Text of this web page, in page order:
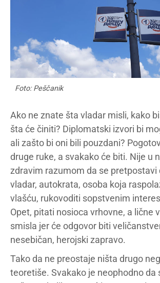
Foto: Peščanik
Ako ne znate šta vladar misli, kako
šta će činiti? Diplomatski izvori bi
ali zašto bi oni bili pouzdani?
druge ruke, a svakako će biti. Nije u
zdravim razumom da se pretpostavi
vladar, autokrata, osoba koja
vlašću, rukovoditi sopstvenim
Opet, pitati nosioca vrhovne, a lične
smisla jer će odgovor biti
nesebičan, herojski zapravo.
Tako da ne preostaje ništa drugo
teoretiše. Svakako je neophodno da